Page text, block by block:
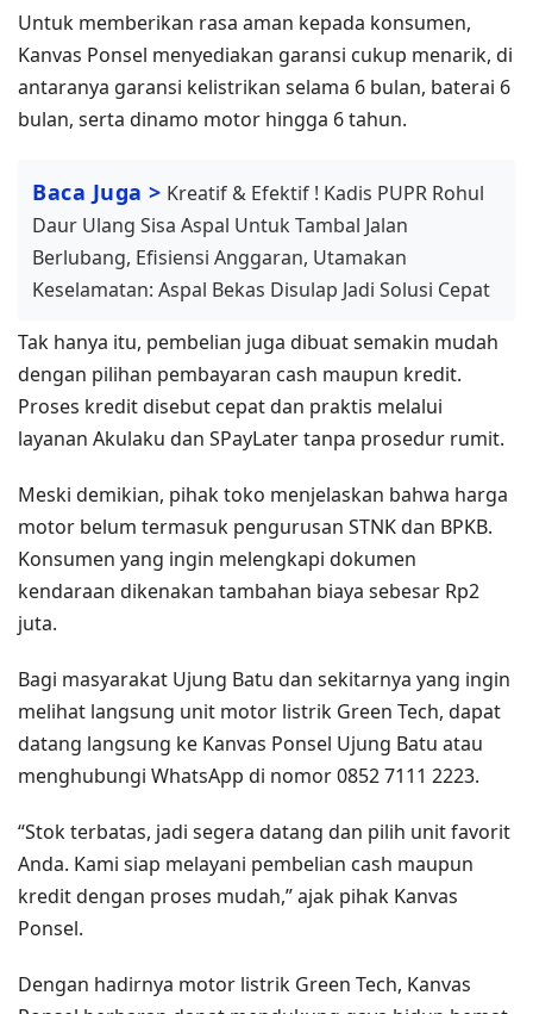
Untuk memberikan rasa aman kepada konsumen,
Kanvas Ponsel menyediakan garansi cukup menarik, di
antaranya garansi kelistrikan selama 6 bulan, baterai 6
bulan, serta dinamo motor hingga 6 tahun.
Baca Juga > Kreatif & Efektif ! Kadis PUPR Rohul
Daur Ulang Sisa Aspal Untuk Tambal Jalan
Berlubang, Efisiensi Anggaran, Utamakan
Keselamatan: Aspal Bekas Disulap Jadi Solusi Cepat
Tak hanya itu, pembelian juga dibuat semakin mudah
dengan pilihan pembayaran cash maupun kredit.
Proses kredit disebut cepat dan praktis melalui
layanan Akulaku dan SPayLater tanpa prosedur rumit.
Meski demikian, pihak toko menjelaskan bahwa harga
motor belum termasuk pengurusan STNK dan BPKB.
Konsumen yang ingin melengkapi dokumen
kendaraan dikenakan tambahan biaya sebesar Rp2
juta.
Bagi masyarakat Ujung Batu dan sekitarnya yang ingin
melihat langsung unit motor listrik Green Tech, dapat
datang langsung ke Kanvas Ponsel Ujung Batu atau
menghubungi WhatsApp di nomor 0852 7111 2223.
“Stok terbatas, jadi segera datang dan pilih unit favorit
Anda. Kami siap melayani pembelian cash maupun
kredit dengan proses mudah,” ajak pihak Kanvas
Ponsel.
Dengan hadirnya motor listrik Green Tech, Kanvas